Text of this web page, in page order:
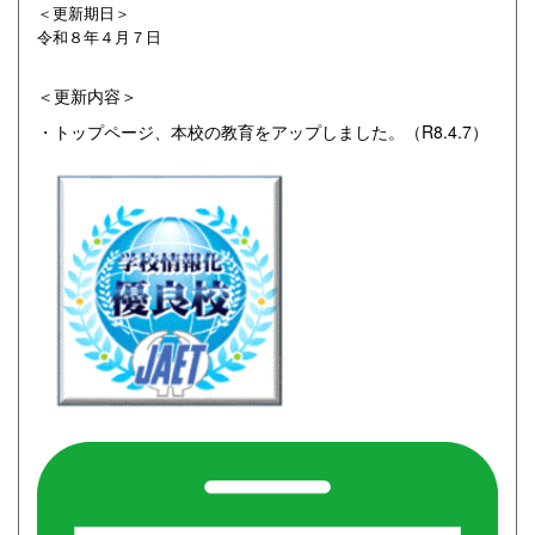
＜更新期日＞
令和８年４ 月７ 日
＜更新内容＞
・トップページ、本校の教育をアップしました。（R8.4.7）